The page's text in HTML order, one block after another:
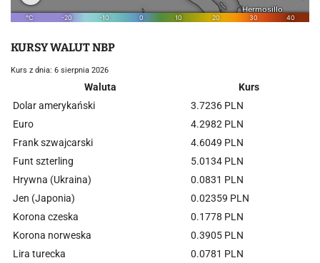
KURSY WALUT NBP
Kurs z dnia: 6 sierpnia 2026
Waluta
Kurs
Dolar amerykański
3.7236 PLN
Euro
4.2982 PLN
Frank szwajcarski
4.6049 PLN
Funt szterling
5.0134 PLN
Hrywna (Ukraina)
0.0831 PLN
Jen (Japonia)
0.02359 PLN
Korona czeska
0.1778 PLN
Korona norweska
0.3905 PLN
Lira turecka
0.0781 PLN